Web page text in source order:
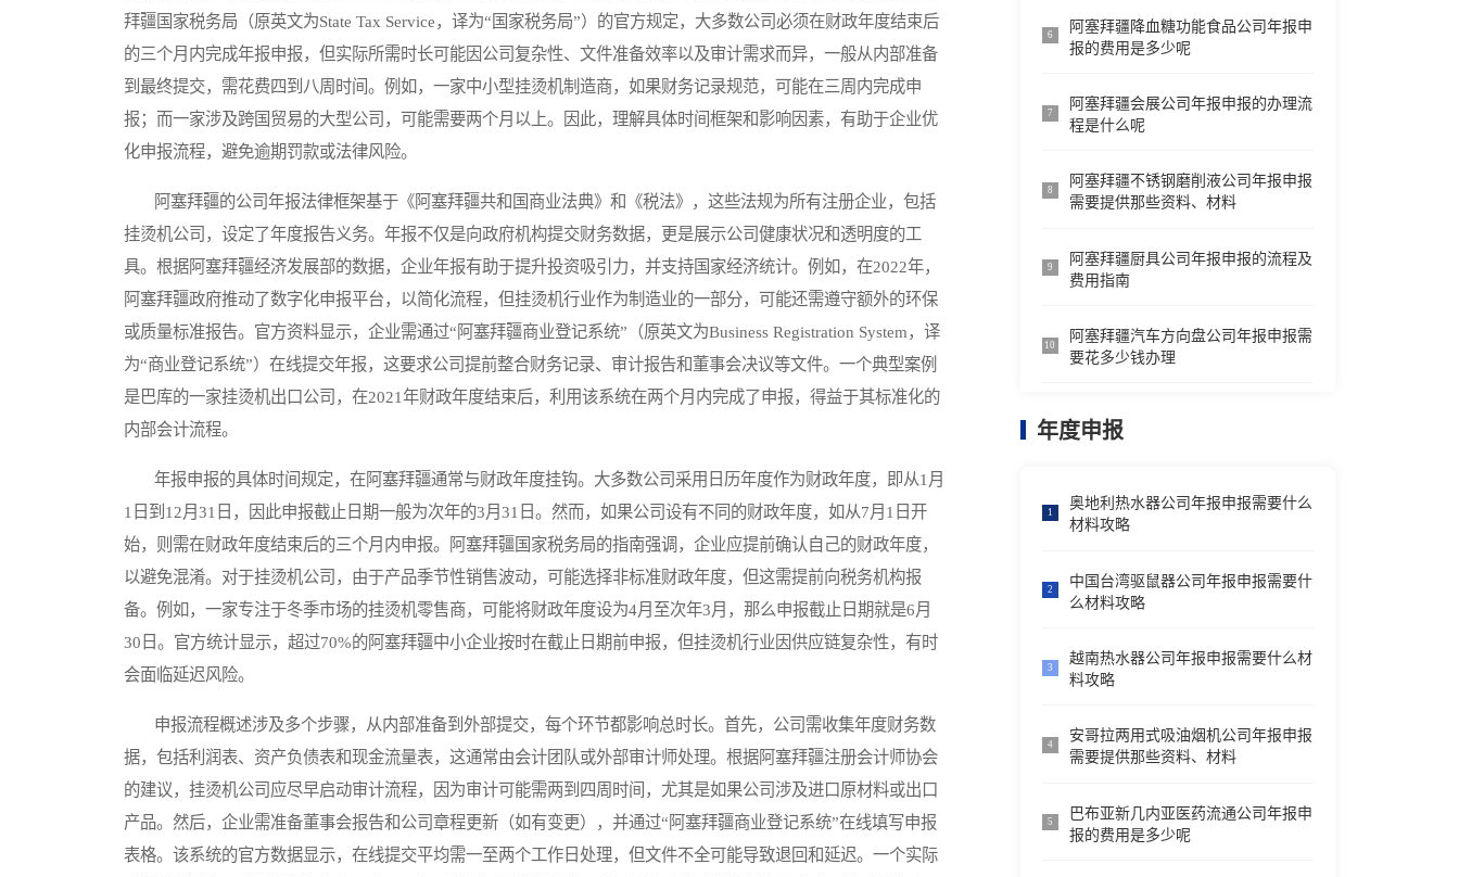
拜疆国家税务局（原英文为State Tax Service，译为“国家税务局”）的官方规定，大多数公司必须在财政年度结束后
的三个月内完成年报申报，但实际所需时长可能因公司复杂性、文件准备效率以及审计需求而异，一般从内部准备
到最终提交，需花费四到八周时间。例如，一家中小型挂烫机制造商，如果财务记录规范，可能在三周内完成申
报；而一家涉及跨国贸易的大型公司，可能需要两个月以上。因此，理解具体时间框架和影响因素，有助于企业优
化申报流程，避免逾期罚款或法律风险。
阿塞拜疆的公司年报法律框架基于《阿塞拜疆共和国商业法典》和《税法》，这些法规为所有注册企业，包括
挂烫机公司，设定了年度报告义务。年报不仅是向政府机构提交财务数据，更是展示公司健康状况和透明度的工
具。根据阿塞拜疆经济发展部的数据，企业年报有助于提升投资吸引力，并支持国家经济统计。例如，在2022年，
阿塞拜疆政府推动了数字化申报平台，以简化流程，但挂烫机行业作为制造业的一部分，可能还需遵守额外的环保
或质量标准报告。官方资料显示，企业需通过“阿塞拜疆商业登记系统”（原英文为Business Registration System，译
为“商业登记系统”）在线提交年报，这要求公司提前整合财务记录、审计报告和董事会决议等文件。一个典型案例
是巴库的一家挂烫机出口公司，在2021年财政年度结束后，利用该系统在两个月内完成了申报，得益于其标准化的
内部会计流程。
年报申报的具体时间规定，在阿塞拜疆通常与财政年度挂钩。大多数公司采用日历年度作为财政年度，即从1月
1日到12月31日，因此申报截止日期一般为次年的3月31日。然而，如果公司设有不同的财政年度，如从7月1日开
始，则需在财政年度结束后的三个月内申报。阿塞拜疆国家税务局的指南强调，企业应提前确认自己的财政年度，
以避免混淆。对于挂烫机公司，由于产品季节性销售波动，可能选择非标准财政年度，但这需提前向税务机构报
备。例如，一家专注于冬季市场的挂烫机零售商，可能将财政年度设为4月至次年3月，那么申报截止日期就是6月
30日。官方统计显示，超过70%的阿塞拜疆中小企业按时在截止日期前申报，但挂烫机行业因供应链复杂性，有时
会面临延迟风险。
申报流程概述涉及多个步骤，从内部准备到外部提交，每个环节都影响总时长。首先，公司需收集年度财务数
据，包括利润表、资产负债表和现金流量表，这通常由会计团队或外部审计师处理。根据阿塞拜疆注册会计师协会
的建议，挂烫机公司应尽早启动审计流程，因为审计可能需两到四周时间，尤其是如果公司涉及进口原材料或出口
产品。然后，企业需准备董事会报告和公司章程更新（如有变更），并通过“阿塞拜疆商业登记系统”在线填写申报
表格。该系统的官方数据显示，在线提交平均需一至两个工作日处理，但文件不全可能导致退回和延迟。一个实际
6
阿塞拜疆降血糖功能食品公司年报申
报的费用是多少呢
7
阿塞拜疆会展公司年报申报的办理流
程是什么呢
8
阿塞拜疆不锈钢磨削液公司年报申报
需要提供那些资料、材料
9
阿塞拜疆厨具公司年报申报的流程及
费用指南
10
阿塞拜疆汽车方向盘公司年报申报需
要花多少钱办理
年度申报
1
奥地利热水器公司年报申报需要什么
材料攻略
2
中国台湾驱鼠器公司年报申报需要什
么材料攻略
3
越南热水器公司年报申报需要什么材
料攻略
4
安哥拉两用式吸油烟机公司年报申报
需要提供那些资料、材料
5
巴布亚新几内亚医药流通公司年报申
报的费用是多少呢